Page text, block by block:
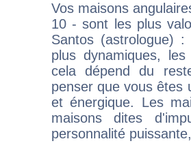
Vos maisons
10 - sont les plus
Santos (astrologue)
plus dynamiques,
cela dépend du
penser que vous êtes
et énergique. Les
maisons dites
personnalité